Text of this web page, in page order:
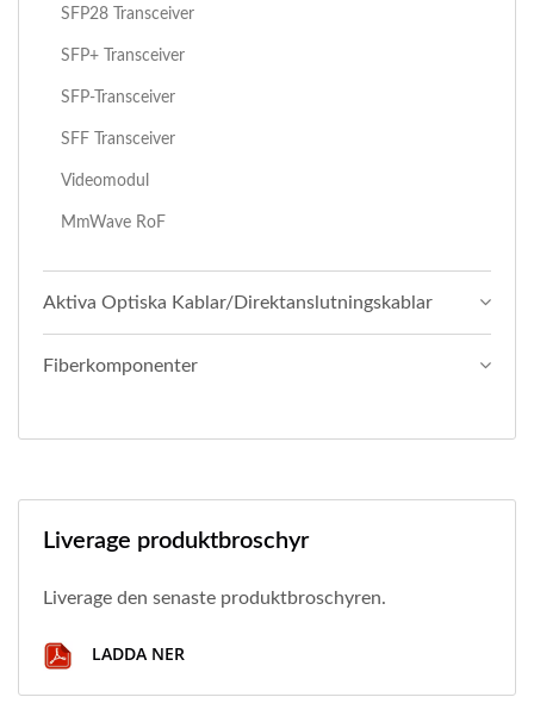
SFP28 Transceiver
SFP+ Transceiver
SFP-Transceiver
SFF Transceiver
Videomodul
MmWave RoF
Aktiva Optiska Kablar/direktanslutningskablar
Fiberkomponenter
Liverage produktbroschyr
Liverage den senaste produktbroschyren.
LADDA NER